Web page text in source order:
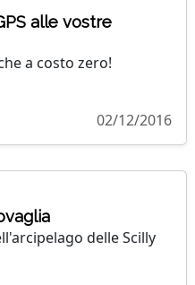
alle vostre
a costo zero!
02/12/2016
delle Scilly